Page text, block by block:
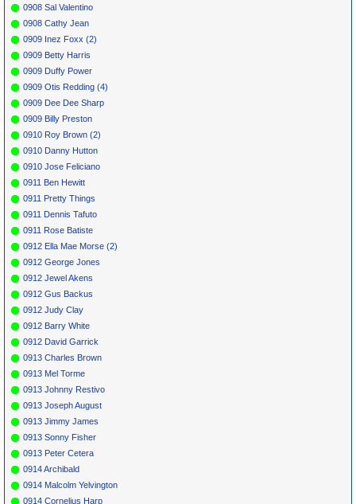
0908 Sal Valentino
0908 Cathy Jean
0909 Inez Foxx (2)
0909 Betty Harris
0909 Duffy Power
0909 Otis Redding (4)
0909 Dee Dee Sharp
0909 Billy Preston
0910 Roy Brown (2)
0910 Danny Hutton
0910 Jose Feliciano
0911 Ben Hewitt
0911 Pretty Things
0911 Dennis Tafuto
0911 Rose Batiste
0912 Ella Mae Morse (2)
0912 George Jones
0912 Jewel Akens
0912 Gus Backus
0912 Judy Clay
0912 Barry White
0912 David Garrick
0913 Charles Brown
0913 Mel Torme
0913 Johnny Restivo
0913 Joseph August
0913 Jimmy James
0913 Sonny Fisher
0913 Peter Cetera
0914 Archibald
0914 Malcolm Yelvington
0914 Cornelius Harp